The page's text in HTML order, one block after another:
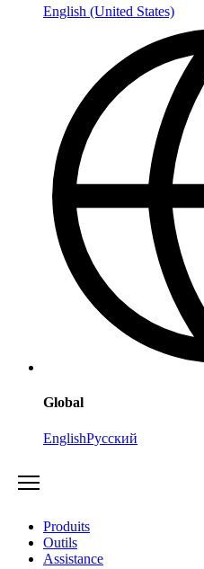
English (United States)
Global
EnglishРусский
Produits
Outils
Assistance